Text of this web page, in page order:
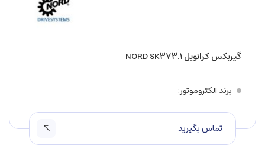
گیربکس کرانویل NORD SK۳۷۳.۱
برند الکتروموتور
تماس بگیرید